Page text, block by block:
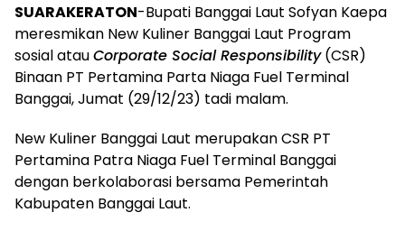
SUARAKERATON-Bupati Banggai Laut Sofyan Kaepa
meresmikan New Kuliner Banggai Laut Program
sosial atauCorporate Social Responsibility(CSR)
Binaan PT Pertamina Parta Niaga Fuel Terminal
Banggai, Jumat (29/12/23) tadi malam.
New Kuliner Banggai Laut merupakan CSR PT
Pertamina Patra Niaga Fuel Terminal Banggai
dengan berkolaborasi bersama Pemerintah
Kabupaten Banggai Laut.